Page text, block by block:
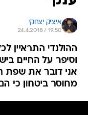
איציק יצחקי
24.4.2018 / 19:50
ההולנדי התראיין
וסיפר על החיים
אני דובר את שפת
מחוסר ביטחון כי